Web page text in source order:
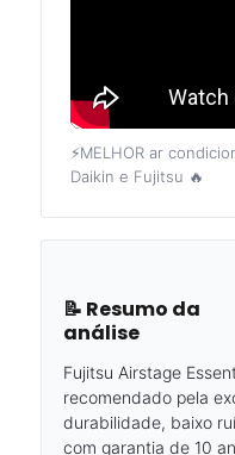
⚡️MELHOR ar
Daikin e Fujitsu 🔥
📝 Resumo da
análise
Fujitsu Airstage
recomendado pela
durabilidade, baixo
com garantia de 10